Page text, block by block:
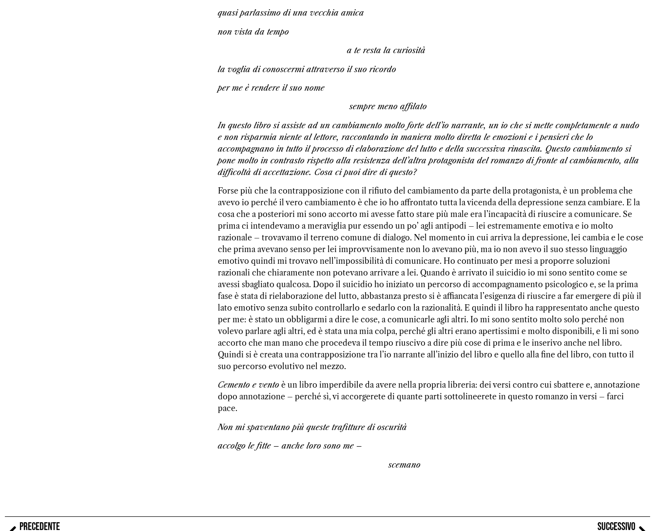
quasi parlassimo di una vecchia amica
non vista da tempo
a te resta la curiosità
la voglia di conoscermi attraverso il suo ricordo
per me è rendere il suo nome
sempre meno affilato
In questo libro si assiste ad un cambiamento molto forte dell’io narrante, un io che si mette completamente a nudo
e non risparmia niente al lettore, raccontando in maniera molto diretta le emozioni e i pensieri che lo
accompagnano in tutto il processo di elaborazione del lutto e della successiva rinascita. Questo cambiamento si
pone molto in contrasto rispetto alla resistenza dell’altra protagonista del romanzo di fronte al cambiamento, alla
difficoltà di accettazione. Cosa ci puoi dire di questo?
Forse più che la contrapposizione con il rifiuto del cambiamento da parte della protagonista, è un problema che
avevo io perché il vero cambiamento è che io ho affrontato tutta la vicenda della depressione senza cambiare. E la
cosa che a posteriori mi sono accorto mi avesse fatto stare più male era l’incapacità di riuscire a comunicare. Se
prima ci intendevamo a meraviglia pur essendo un po’ agli antipodi – lei estremamente emotiva e io molto
razionale – trovavamo il terreno comune di dialogo. Nel momento in cui arriva la depressione, lei cambia e le cose
che prima avevano senso per lei improvvisamente non lo avevano più, ma io non avevo il suo stesso linguaggio
emotivo quindi mi trovavo nell’impossibilità di comunicare. Ho continuato per mesi a proporre soluzioni
razionali che chiaramente non potevano arrivare a lei. Quando è arrivato il suicidio io mi sono sentito come se
avessi sbagliato qualcosa. Dopo il suicidio ho iniziato un percorso di accompagnamento psicologico e, se la prima
fase è stata di rielaborazione del lutto, abbastanza presto si è affiancata l’esigenza di riuscire a far emergere di più il
lato emotivo senza subito controllarlo e sedarlo con la razionalità. E quindi il libro ha rappresentato anche questo
per me: è stato un obbligarmi a dire le cose, a comunicarle agli altri. Io mi sono sentito molto solo perché non
volevo parlare agli altri, ed è stata una mia colpa, perché gli altri erano apertissimi e molto disponibili, e lì mi sono
accorto che man mano che procedeva il tempo riuscivo a dire più cose di prima e le inserivo anche nel libro.
Quindi si è creata una contrapposizione tra l’io narrante all’inizio del libro e quello alla fine del libro, con tutto il
suo percorso evolutivo nel mezzo.
Cemento e ventoè un libro imperdibile da avere nella propria libreria: dei versi contro cui sbattere e, annotazione
dopo annotazione – perché sì, vi accorgerete di quante parti sottolineerete in questo romanzo in versi – farci
pace.
Non mi spaventano più queste trafitture di oscurità
accolgo le fitte – anche loro sono me –
scemano
PRECEDENTE SUCCESSIVO